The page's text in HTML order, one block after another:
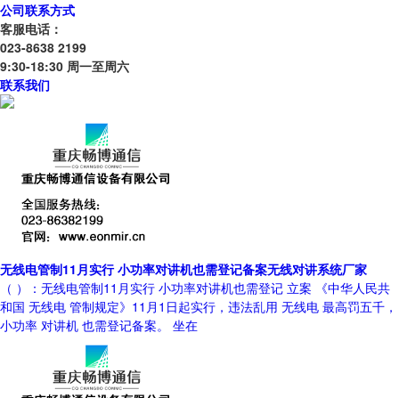
公司联系方式
客服电话：
023-8638 2199
9:30-18:30 周一至周六
联系我们
无线电管制11月实行 小功率对讲机也需登记备案无线对讲系统厂家
（ ）：无线电管制11月实行 小功率对讲机也需登记 立案 《中华人民共
和国 无线电 管制规定》11月1日起实行，违法乱用 无线电 最高罚五千，
小功率 对讲机 也需登记备案。 坐在